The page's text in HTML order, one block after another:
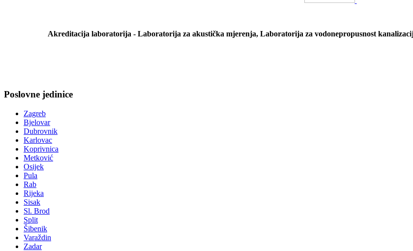
Akreditacija laboratorija- Laboratorija za akustička mjerenja, Laboratorija za vodonepropusnost
Poslovne jedinice
Zagreb
Bjelovar
Dubrovnik
Karlovac
Koprivnica
Metković
Osijek
Pula
Rab
Rijeka
Sisak
Sl. Brod
Split
Šibenik
Varaždin
Zadar